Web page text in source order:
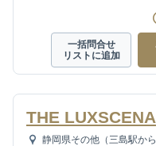
一括問合せ
リストに追加
THE LUXSCENA
静岡県その他（三島駅から